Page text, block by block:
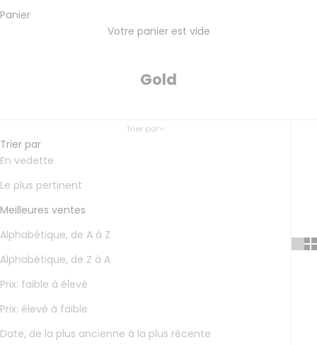
Panier
Votre panier est vide
Gold
Trier par
Trier par
En vedette
Le plus pertinent
Meilleures ventes
Alphabétique, de A à Z
Alphabétique, de Z à A
Prix: faible à élevé
Prix: élevé à faible
Date, de la plus ancienne à la plus récente